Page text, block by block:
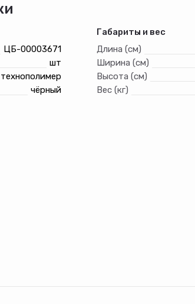
ЦБ-00003671
шт
технополимер
чёрный
Габариты и вес
Длина (см)
Ширина (см)
Высота (см)
Вес (кг)